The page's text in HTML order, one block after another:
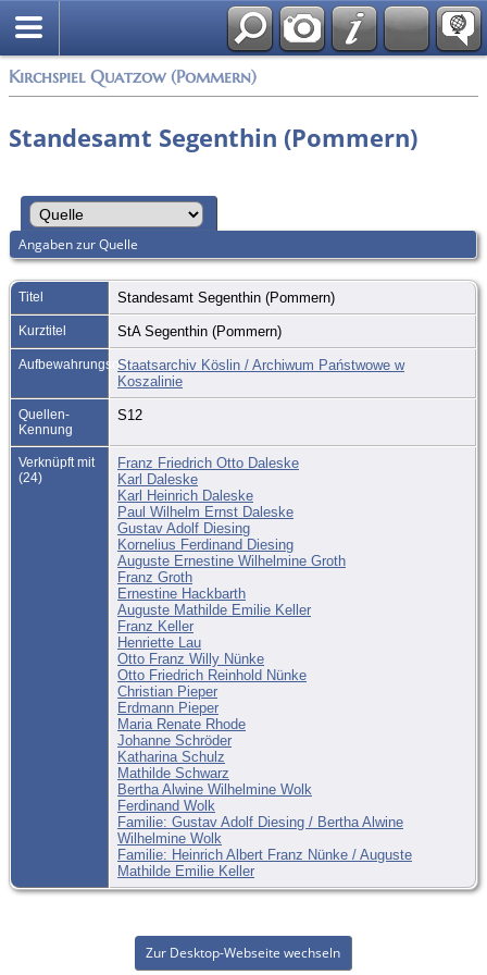
Kirchspiel Quatzow (Pommern)
Standesamt Segenthin (Pommern)
Angaben zur Quelle
Titel Standesamt Segenthin (Pommern)
Kurztitel StA Segenthin (Pommern)
AufbewahrungsortStaatsarchiv Köslin / Archiwum Państwowe w
Koszalinie
Quellen-
Kennung
S12
Verknüpft mit
(24)
Franz Friedrich Otto Daleske
Karl Daleske
Karl Heinrich Daleske
Paul Wilhelm Ernst Daleske
Gustav Adolf Diesing
Kornelius Ferdinand Diesing
Auguste Ernestine Wilhelmine Groth
Franz Groth
Ernestine Hackbarth
Auguste Mathilde Emilie Keller
Franz Keller
Henriette Lau
Otto Franz Willy Nünke
Otto Friedrich Reinhold Nünke
Christian Pieper
Erdmann Pieper
Maria Renate Rhode
Johanne Schröder
Katharina Schulz
Mathilde Schwarz
Bertha Alwine Wilhelmine Wolk
Ferdinand Wolk
Familie: Gustav Adolf Diesing / Bertha Alwine
Wilhelmine Wolk
Familie: Heinrich Albert Franz Nünke / Auguste
Mathilde Emilie Keller
Zur Desktop-Webseite wechseln